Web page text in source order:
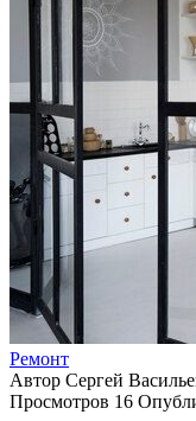
Ремонт
Автор Сергей
Просмотров 16